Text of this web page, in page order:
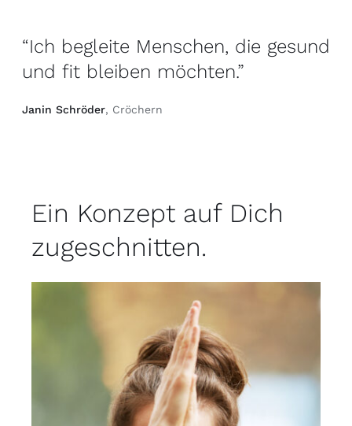
“Ich begleite Menschen, die gesund
und fit bleiben möchten.”
Janin Schröder, Cröchern
Ein Konzept auf Dich
zugeschnitten.